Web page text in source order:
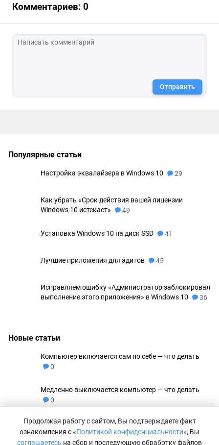
Популярные статьи
Настройка эквалайзера в Windows 10 29
Как убрать «Срок действия вашей лицензии
Windows 10 истекает»
49
Установка Windows 10 на диск SSD 41
Лучшие приложения для эдитов 45
Исправляем ошибку «Администратор заблокировал
выполнение этого приложения» в Windows 10
36
Новые статьи
Компьютер включается сам по себе — что делать
0
Медленно выключается компьютер — что делать
0
Не удаляются файлы с флешки 0
Комментариев: 0
Отправить
Продолжая работу с сайтом, Вы подтверждаете факт
ознакомления с «Политикой конфиденциальности», Вы
соглашаетесь на сбор и последующую обработку файлов